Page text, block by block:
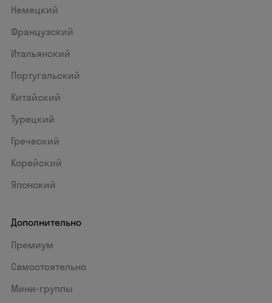
Немецкий
Французский
Итальянский
Португальский
Китайский
Турецкий
Греческий
Корейский
Японский
Дополнительно
Премиум
Самостоятельно
Мини-группы